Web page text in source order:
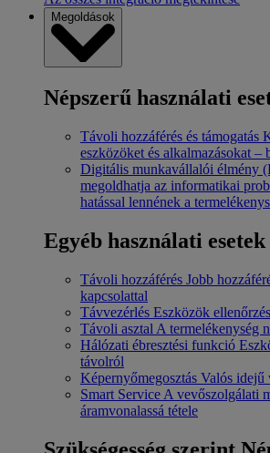
Megoldások
Népszerű használati
Távoli hozzáférés és támogatás
eszközöket és alkalmazásokat –
Digitális munkavállalói élmény
megoldhatja az informatikai
hatással lennének a
Egyéb használati esetek
Távoli hozzáférés Jobb
kapcsolattal
Távvezérlés Eszközök
Távoli asztal A termelékenység
Hálózati ébresztési funkció
távolról
Képernyőmegosztás Valós idejű
Smart Service A vevőszolgálati
áramvonalassá tétele